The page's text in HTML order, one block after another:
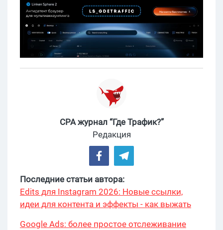
CPA журнал “Где Трафик?”
Редакция
Последние статьи автора:
Edits для Instagram 2026: Новые ссылки,
идеи для контента и эффекты - как выжать
Google Ads: более простое отслеживание